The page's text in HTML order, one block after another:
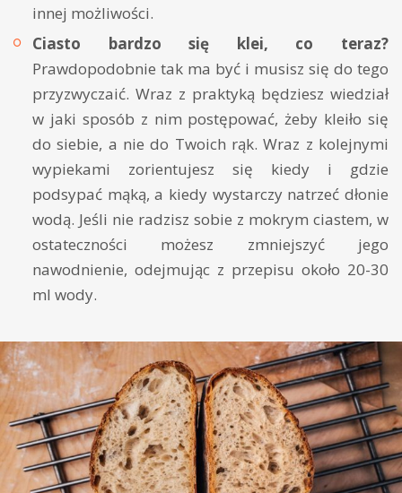
innej możliwości.
Ciasto bardzo się klei, co teraz?
Prawdopodobnie tak ma być i musisz się do tego
przyzwyczaić. Wraz z praktyką będziesz wiedział
w jaki sposób z nim postępować, żeby kleiło się
do siebie, a nie do Twoich rąk. Wraz z kolejnymi
wypiekami zorientujesz się kiedy i gdzie
podsypać mąką, a kiedy wystarczy natrzeć dłonie
wodą. Jeśli nie radzisz sobie z mokrym ciastem, w
ostateczności możesz zmniejszyć jego
nawodnienie, odejmując z przepisu około 20-30
ml wody.